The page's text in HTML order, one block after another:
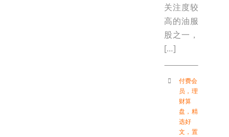
关注度较
高的油服
股之一，
[…]
付费会
员 ， 理
财算
盘 ， 精
选好
文 ， 置